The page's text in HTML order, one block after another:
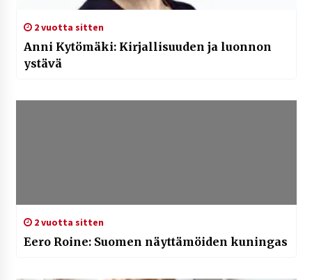
2 vuotta sitten
Anni Kytömäki: Kirjallisuuden ja luonnon
ystävä
2 vuotta sitten
Eero Roine: Suomen näyttämöiden kuningas